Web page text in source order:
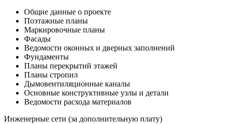
Общие данные о проекте
Поэтажные планы
Маркировочные планы
Фасады
Ведомости оконных и дверных заполнений
Фундаменты
Планы перекрытий этажей
Планы стропил
Дымовентиляционные каналы
Основные конструктивные узлы и детали
Ведомости расхода материалов
Инженерные сети (за дополнительную плату)